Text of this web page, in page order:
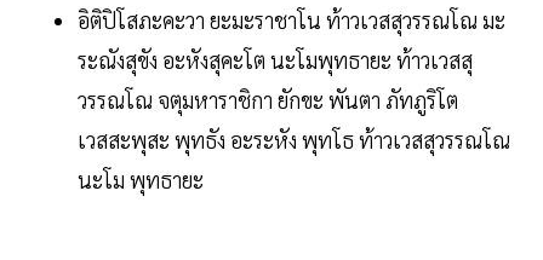
อิติปิโสภะคะวา ยะมะราชาโน ท้าวเวสสุวรรณโณ มะ
ระณังสุขัง อะหังสุคะโต นะโมพุทธายะ ท้าวเวสสุ
วรรณโณ จตุมหาราชิกา ยักขะ พันตา ภัทภูริโต
เวสสะพุสะ พุทธัง อะระหัง พุทโธ ท้าวเวสสุวรรณโณ
นะโม พุทธายะ